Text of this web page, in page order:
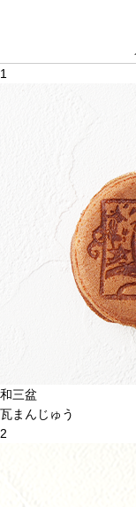
1
和三盆
瓦まんじゅう
2